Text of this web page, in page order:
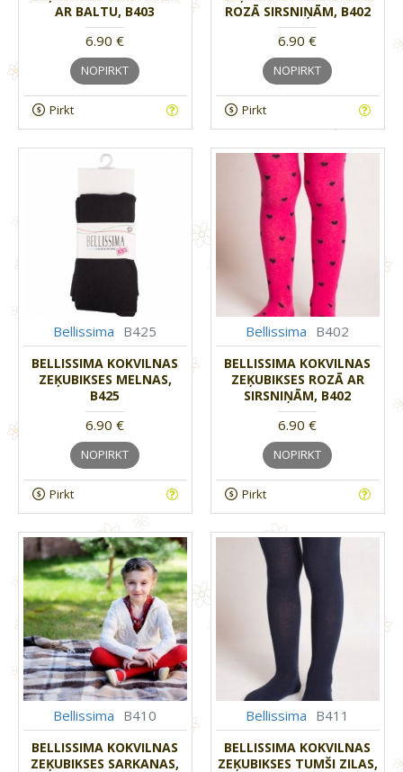
AR BALTU, B403
6.90 €
NOPIRKT
Pirkt
ROZĀ SIRSNIŅĀM, B402
6.90 €
NOPIRKT
Pirkt
Bellissima B425
BELLISSIMA KOKVILNAS
ZEĶUBIKSES MELNAS,
B425
6.90 €
NOPIRKT
Pirkt
Bellissima B402
BELLISSIMA KOKVILNAS
ZEĶUBIKSES ROZĀ AR
SIRSNIŅĀM, B402
6.90 €
NOPIRKT
Pirkt
Bellissima B410
BELLISSIMA KOKVILNAS
ZEĶUBIKSES SARKANAS,
Bellissima B411
BELLISSIMA KOKVILNAS
ZEĶUBIKSES TUMŠI ZILAS,